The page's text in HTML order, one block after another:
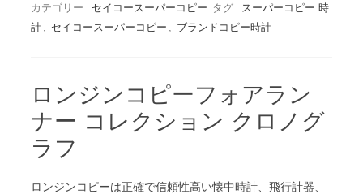
カテゴリー: セイコースーパーコピー タグ: スーパーコピー 時
計 , セイコースーパーコピー , ブランドコピー時計
ロンジンコピーフォアラン
ナー コレクション クロノグ
ラフ
ロンジンコピーは正確で信頼性高い懐中時計、飛行計器、